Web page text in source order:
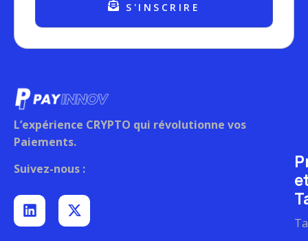
S'INSCRIRE
L’expérience CRYPTO qui révolutionne vos
Paiements.
Suivez-nous :